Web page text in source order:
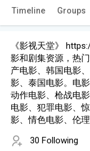
Timeline Groups
《影视天堂》
影和剧集资源，热
产电影、韩国电影
影、泰国电影。电
动作电影、枪战电
电影、犯罪电影、
影、情色电影、伦理
30 Following